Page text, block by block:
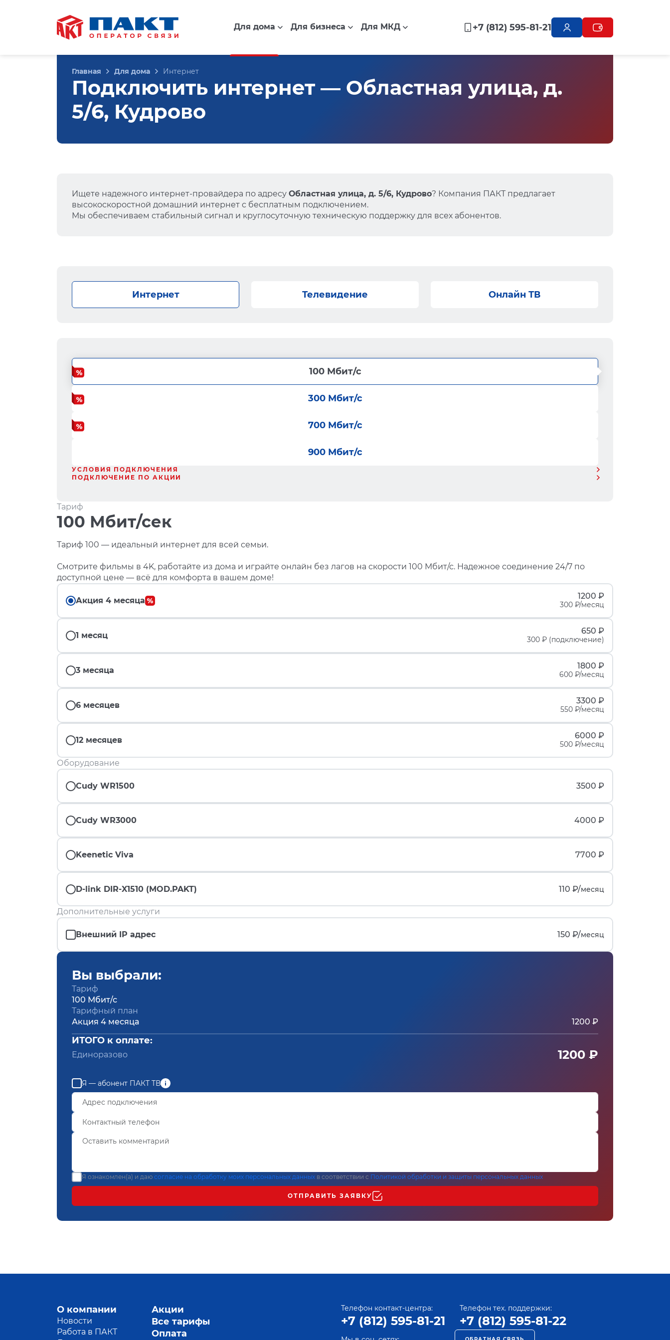
Для дома Для бизнеса Для МКД +7 (812) 595-81-21
Главная Для дома Интернет
Подключить интернет — Областная улица, д.
5/6, Кудрово
Ищете надежного интернет-провайдера по адресу Областная улица, д. 5/6, Кудрово? Компания ПАКТ предлагает
высокоскоростной домашний интернет с бесплатным подключением.
Мы обеспечиваем стабильный сигнал и круглосуточную техническую поддержку для всех абонентов.
Интернет Телевидение Онлайн ТВ
100 Мбит/с
300 Мбит/с
700 Мбит/с
900 Мбит/с
УСЛОВИЯ ПОДКЛЮЧЕНИЯ
ПОДКЛЮЧЕНИЕ ПО АКЦИИ
Тариф
100 Мбит/сек
Тариф 100 — идеальный интернет для всей семьи.
Смотрите фильмы в 4K, работайте из дома и играйте онлайн без лагов на скорости 100 Мбит/с. Надежное соединение 24/7 по
доступной цене — всё для комфорта в вашем доме!
Акция 4 месяца 1200 ₽
300 ₽/месяц
1 месяц 650 ₽
300 ₽ (подключение)
3 месяца 1800 ₽
600 ₽/месяц
6 месяцев 3300 ₽
550 ₽/месяц
12 месяцев 6000 ₽
500 ₽/месяц
Оборудование
Cudy WR1500 3500 ₽
Cudy WR3000 4000 ₽
Keenetic Viva 7700 ₽
D-link DIR-X1510 (MOD.PAKT) 110 ₽/месяц
Дополнительные услуги
Внешний IP адрес 150 ₽/месяц
Вы выбрали:
Тариф
100 Мбит/с
Тарифный план
Акция 4 месяца
1200 ₽
ИТОГО к оплате:
Единоразово 1200 ₽
Я — абонент ПАКТ ТВ
Я ознакомлен(а) и даю согласие на обработку моих персональных данных в соответствии с Политикой обработки и защиты персональных данных
ОТПРАВИТЬ ЗАЯВКУ
О компании
Новости
Работа в ПАКТ
Акции
Все тарифы
Оплата
Телефон контакт-центра:
+7 (812) 595-81-21
Телефон тех. поддержки:
+7 (812) 595-81-22